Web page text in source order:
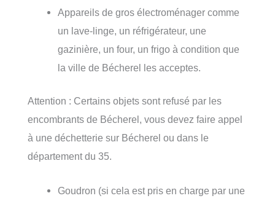
Appareils de gros électroménager comme
un lave-linge, un réfrigérateur, une
gazinière, un four, un frigo à condition que
la ville de Bécherel les acceptes.
Attention : Certains objets sont refusé par les
encombrants de Bécherel, vous devez faire appel
à une déchetterie sur Bécherel ou dans le
département du 35.
Goudron (si cela est pris en charge par une